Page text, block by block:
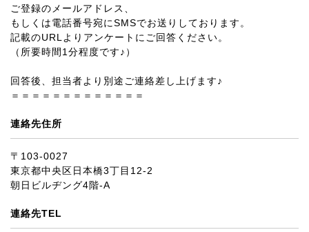
ご登録のメールアドレス、
もしくは電話番号宛にSMSでお送りしております。
記載のURLよりアンケートにご回答ください。
（所要時間1分程度です♪）
回答後、担当者より別途ご連絡差し上げます♪
＝＝＝＝＝＝＝＝＝＝＝＝＝
連絡先住所
〒103-0027
東京都中央区日本橋3丁目12-2
朝日ビルヂング4階-A
連絡先TEL